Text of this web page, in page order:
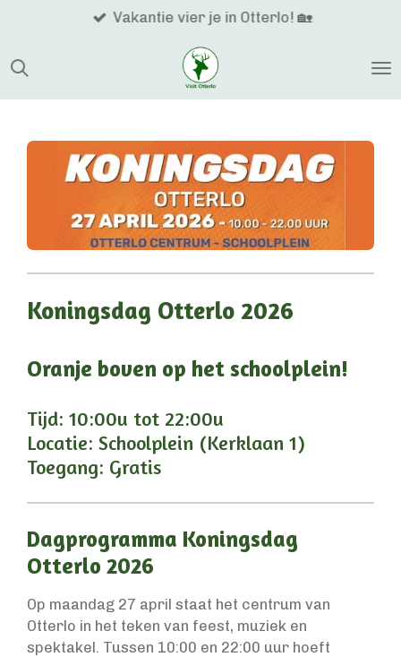
naar
hoofdinhoud
Vakantie vier je in Otterlo! 🏡
Koningsdag Otterlo 2026
Oranje boven op het schoolplein!
Tijd: 10:00u tot 22:00u
Locatie: Schoolplein (Kerklaan 1)
Toegang: Gratis
Dagprogramma Koningsdag
Otterlo 2026
Op maandag 27 april staat het centrum van
Otterlo in het teken van feest, muziek en
spektakel. Tussen 10:00 en 22:00 uur hoeft